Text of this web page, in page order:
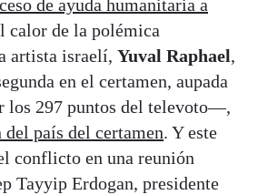
de ayuda humanitaria a
calor de la polémica
artista israelí, Yuval Raphael,
en el certamen, aupada
los 297 puntos del televoto—,
país del certamen. Y este
conflicto en una reunión
Tayyip Erdogan, presidente